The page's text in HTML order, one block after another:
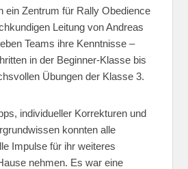
ein Zentrum für Rally Obedience
Leitung von Andreas
Teams ihre Kenntnisse –
in der Beginner-Klasse bis
Übungen der Klasse 3.
individueller Korrekturen und
konnten alle
Impulse für ihr weiteres
nehmen. Es war eine